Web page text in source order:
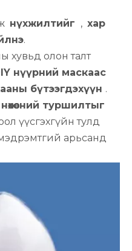
нүхжилтийг , хар
.
хувьд олон талт
нүүрний маскаас
бүтээгдэхүүн .
нөхөөсний туршилтыг
үүсгэхгүйн тулд
арьсанд